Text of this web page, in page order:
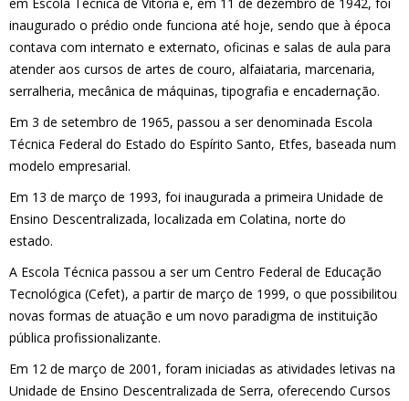
inaugurado o prédio onde funciona até hoje, sendo que à época
contava com internato e externato, oficinas e salas de aula para
atender aos cursos de artes de couro, alfaiataria, marcenaria,
serralheria, mecânica de máquinas, tipografia e encadernação.
Em 3 de setembro de 1965, passou a ser denominada Escola
Técnica Federal do Estado do Espírito Santo, Etfes, baseada num
modelo empresarial.
Em 13 de março de 1993, foi inaugurada a primeira Unidade de
Ensino Descentralizada, localizada em Colatina, norte do
estado.
A Escola Técnica passou a ser um Centro Federal de Educação
Tecnológica (Cefet), a partir de março de 1999, o que possibilitou
novas formas de atuação e um novo paradigma de instituição
pública profissionalizante.
Em 12 de março de 2001, foram iniciadas as atividades letivas na
Unidade de Ensino Descentralizada de Serra, oferecendo Cursos